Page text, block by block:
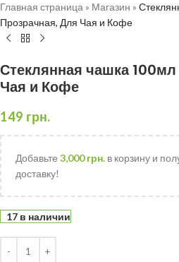
Главная страница » Магазин »
Прозрачная, Для Чая и Кофе
Стеклянная чашка
Чая и Кофе
149 грн.
Добавьте 3,000грн. в корзину и
доставку!
17 в наличии